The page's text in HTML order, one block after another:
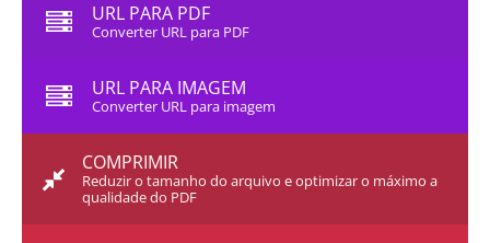
URL PARA PDF
Converter URL para PDF
URL PARA IMAGEM
Converter URL para imagem
COMPRIMIR
Reduzir o tamanho do arquivo e optimizar o máximo a
qualidade do PDF